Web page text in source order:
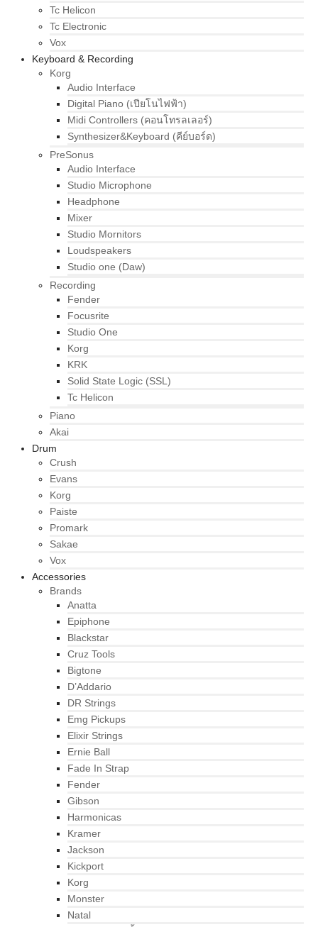
Tc Helicon
Tc Electronic
Vox
Keyboard & Recording
Korg
Audio Interface
Digital Piano (เปียโนไฟฟ้า)
Midi Controllers (คอนโทรลเลอร์)
Synthesizer&Keyboard (คีย์บอร์ด)
PreSonus
Audio Interface
Studio Microphone
Headphone
Mixer
Studio Mornitors
Loudspeakers
Studio one (Daw)
Recording
Fender
Focusrite
Studio One
Korg
KRK
Solid State Logic (SSL)
Tc Helicon
Piano
Akai
Drum
Crush
Evans
Korg
Paiste
Promark
Sakae
Vox
Accessories
Brands
Anatta
Epiphone
Blackstar
Cruz Tools
Bigtone
D’Addario
DR Strings
Emg Pickups
Elixir Strings
Ernie Ball
Fade In Strap
Fender
Gibson
Harmonicas
Kramer
Jackson
Kickport
Korg
Monster
Natal